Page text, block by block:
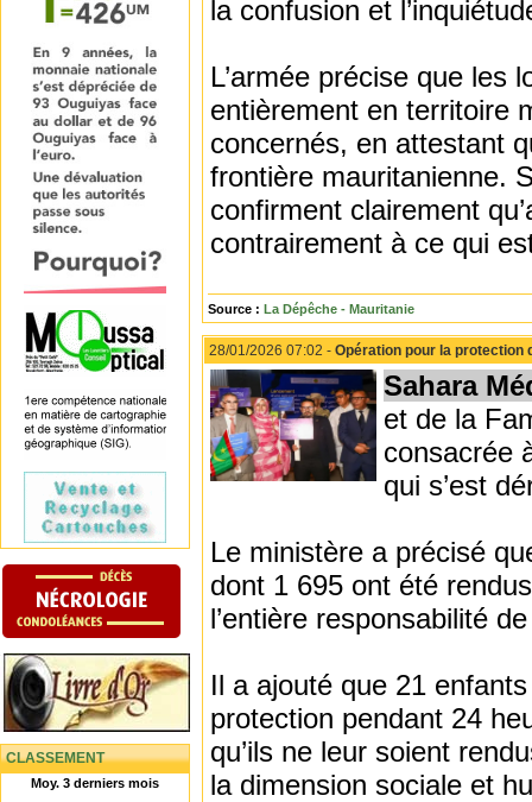
CLASSEMENT
Moy. 3 derniers mois
la confusion et
L’armée précise que les
entièrement en territoire
concernés, en attestant
frontière mauritanienne.
confirment clairement
contrairement à ce qui
Source : La Dépêche - Mauritanie
28/01/2026 07:02 - Opération pour la protection
Sahara
et de la
consacrée
qui s’est
Le ministère a précisé
dont 1 695 ont été
l’entière responsabilité
Il a ajouté que 21
protection pendant 24
qu’ils ne leur soient
la dimension sociale et